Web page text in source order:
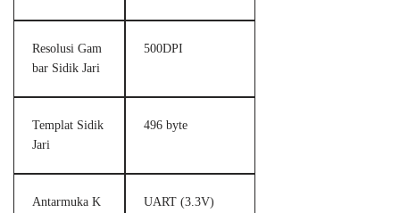
Resolusi Gam
bar Sidik Jari
500DPI
Templat Sidik
Jari
496 byte
Antarmuka K
UART (3.3V)